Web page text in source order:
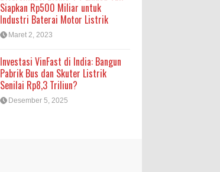
Siapkan Rp500 Miliar untuk
Industri Baterai Motor Listrik
Maret 2, 2023
Investasi VinFast di India: Bangun
Pabrik Bus dan Skuter Listrik
Senilai Rp8,3 Triliun?
Desember 5, 2025